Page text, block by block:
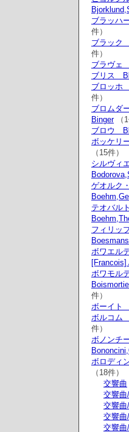
ブラッハ
件）
ブラック
件）
ブラヴェ
ブリス
ブロッホ
件）
ブロムダ
Binger（1
ブロウ
ボッケリ
（15件）
シルヴィ
ゲオルク
テオバル
フィリッ
ボワエル
[Francois]
ボワモル
件）
ボーイト
ボルコム
件）
ボノンチ
ボロディ
（18件）
交響曲
交響曲
交響曲
交響曲
交響曲